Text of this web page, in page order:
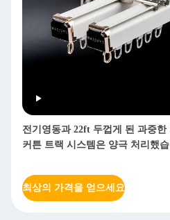
전기영동과 22ft 두껍게 된 과중한
커튼 트랙 시스템은 양극 처리했
최상의 가격을 얻으세요